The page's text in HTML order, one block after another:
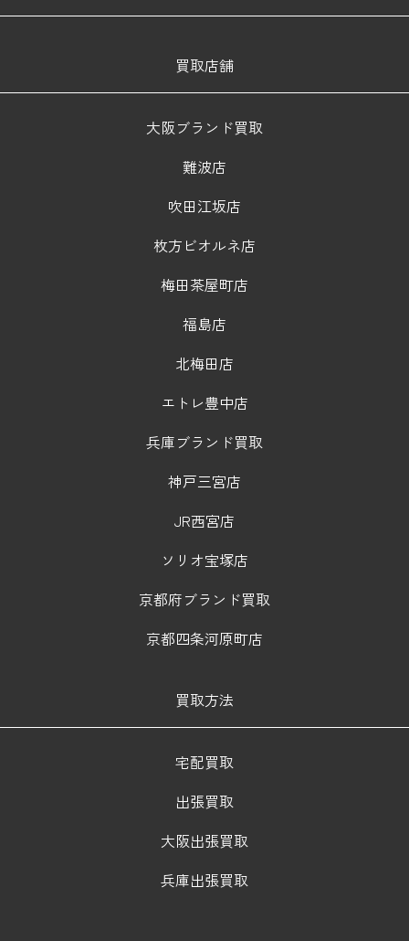
買取店舗
大阪ブランド買取
難波店
吹田江坂店
枚方ビオルネ店
梅田茶屋町店
福島店
北梅田店
エトレ豊中店
兵庫ブランド買取
神戸三宮店
JR西宮店
ソリオ宝塚店
京都府ブランド買取
京都四条河原町店
買取方法
宅配買取
出張買取
大阪出張買取
兵庫出張買取